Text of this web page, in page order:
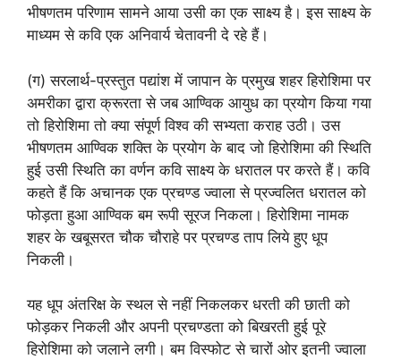
भीषणतम परिणाम सामने आया उसी का एक साक्ष्य है। इस साक्ष्य के
माध्यम से कवि एक अनिवार्य चेतावनी दे रहे हैं।
(ग) सरलार्थ-प्रस्तुत पद्यांश में जापान के प्रमुख शहर हिरोशिमा पर
अमरीका द्वारा क्रूरता से जब आण्विक आयुध का प्रयोग किया गया
तो हिरोशिमा तो क्या संपूर्ण विश्व की सभ्यता कराह उठी। उस
भीषणतम आण्विक शक्ति के प्रयोग के बाद जो हिरोशिमा की स्थिति
हुई उसी स्थिति का वर्णन कवि साक्ष्य के धरातल पर करते हैं। कवि
कहते हैं कि अचानक एक प्रचण्ड ज्वाला से प्रज्वलित धरातल को
फोड़ता हुआ आण्विक बम रूपी सूरज निकला। हिरोशिमा नामक
शहर के खबूसरत चौक चौराहे पर प्रचण्ड ताप लिये हुए धूप
निकली।
यह धूप अंतरिक्ष के स्थल से नहीं निकलकर धरती की छाती को
फोड़कर निकली और अपनी प्रचण्डता को बिखरती हुई पूरे
हिरोशिमा को जलाने लगी। बम विस्फोट से चारों ओर इतनी ज्वाला